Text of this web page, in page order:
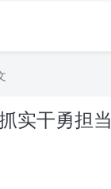
实干勇担